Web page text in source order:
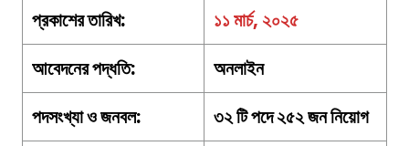
প্রকাশের তারিখ:
১১ মার্চ, ২০২৫
আবেদনের পদ্ধতি:
অনলাইন
পদসংখ্যা ও জনবল:
৩২ টি পদে ২৫২ জন নিয়োগ